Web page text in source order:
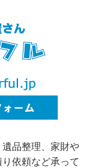
品整理、家財や
依頼など承って